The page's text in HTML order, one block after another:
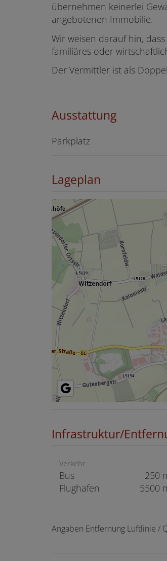
übernehmen keinerlei
angebotenen Immobilie.
Wir weisen darauf hin,
familiäres oder
Der Vermittler ist als
Ausstattung
Parkplatz
Lageplan
Infrastruktur/
Verkehr
Bus
250
Flughafen
5500
Angaben Entfernung Luftlinie /